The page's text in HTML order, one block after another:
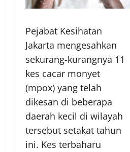
Pejabat Kesihatan
Jakarta mengesahkan
sekurang-kurangnya 11
kes cacar monyet
(mpox) yang telah
dikesan di beberapa
daerah kecil di wilayah
tersebut setakat tahun
ini. Kes terbaharu